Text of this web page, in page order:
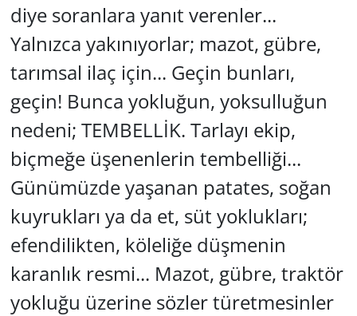
diye soranlara yanıt verenler...
Yalnızca yakınıyorlar; mazot, gübre,
tarımsal ilaç için... Geçin bunları,
geçin! Bunca yokluğun, yoksulluğun
nedeni; TEMBELLİK. Tarlayı ekip,
biçmeğe üşenenlerin tembelliği...
Günümüzde yaşanan patates, soğan
kuyrukları ya da et, süt yoklukları;
efendilikten, köleliğe düşmenin
karanlık resmi... Mazot, gübre, traktör
yokluğu üzerine sözler türetmesinler